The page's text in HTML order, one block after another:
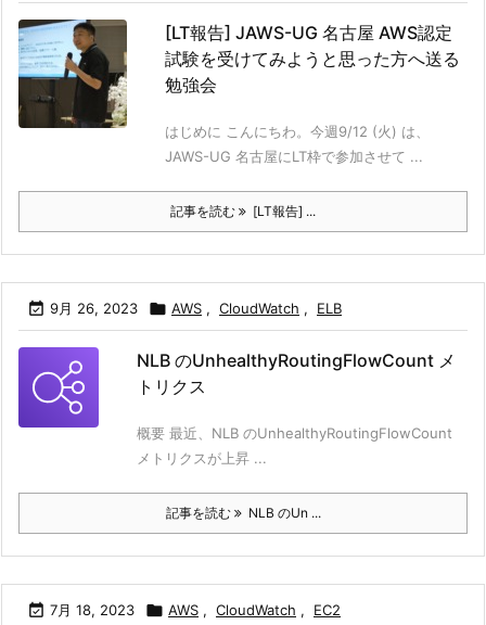
[LT報告] JAWS-UG 名古屋 AWS認定
試験を受けてみようと思った方へ送る
勉強会
はじめに こんにちわ。今週9/12 (火) は、
JAWS-UG 名古屋にLT枠で参加させて ...
記事を読む [LT報告] ...
 9月 26, 2023  AWS , CloudWatch , ELB
NLB のUnhealthyRoutingFlowCount メ
トリクス
概要 最近、NLB のUnhealthyRoutingFlowCount
メトリクスが上昇 ...
記事を読む NLB のUn ...
 7月 18, 2023  AWS , CloudWatch , EC2